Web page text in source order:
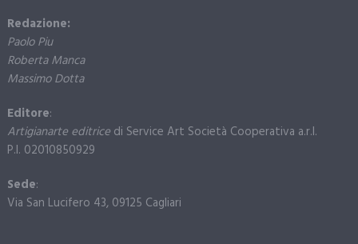
Redazione:
Paolo Piu
Roberta Manca
Massimo Dotta
Editore:
Artigianarte editricedi Service Art Società Cooperativa a.r.l.
P.I. 02010850929
Sede:
Via San Lucifero 43, 09125 Cagliari